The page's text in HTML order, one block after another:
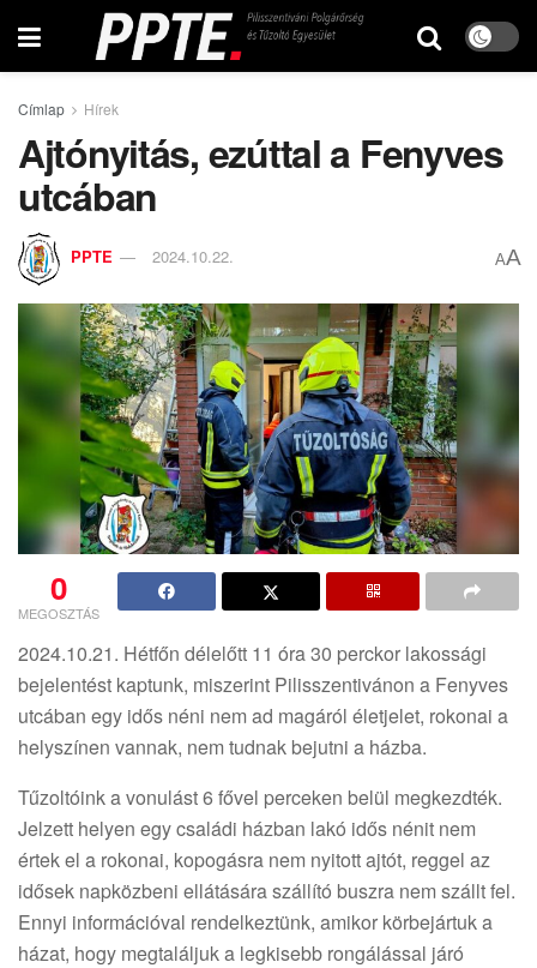
Címlap Hírek
Ajtónyitás, ezúttal a Fenyves
utcában
PPTE 2024.10.22. AA
0
MEGOSZTÁS
2024.10.21. Hétfőn délelőtt 11 óra 30 perckor lakossági
bejelentést kaptunk, miszerint Pilisszentivánon a Fenyves
utcában egy idős néni nem ad magáról életjelet, rokonai a
helyszínen vannak, nem tudnak bejutni a házba.
Tűzoltóink a vonulást 6 fővel perceken belül megkezdték.
Jelzett helyen egy családi házban lakó idős nénit nem
értek el a rokonai, kopogásra nem nyitott ajtót, reggel az
idősek napközbeni ellátására szállító buszra nem szállt fel.
Ennyi információval rendelkeztünk, amikor körbejártuk a
házat, hogy megtaláljuk a legkisebb rongálással járó